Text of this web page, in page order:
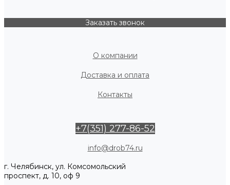
Заказать звонок
О компании
Доставка и оплата
Контакты
+7(351) 277-86-52
info@drob74.ru
г. Челябинск, ул. Комсомольский
проспект, д. 10, оф 9